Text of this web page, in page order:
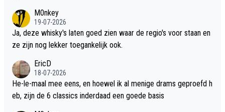
M0nkey
19-07-2026
Ja, deze whisky's laten goed zien waar de regio's voor staan en
ze zijn nog lekker toegankelijk ook.
EricD
18-07-2026
He-le-maal mee eens, en hoewel ik al menige drams geproefd h
eb, zijn de 6 classics inderdaad een goede basis